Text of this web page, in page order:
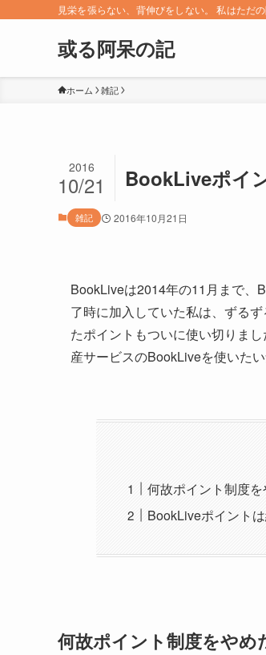
見栄を張らない、背伸びをしない。 私はただ
或る阿呆の記
ホーム 雑記
BookLiveポイ
2016
10/21
雑記 2016年10月21日
BookLiveは2014年の11月まで、
了時に加入していた私は、ずる
たポイントもついに使い切りま
産サービスのBookLiveを使いた
何故ポイント制度
BookLiveポイント
何故ポイント制度をやめ